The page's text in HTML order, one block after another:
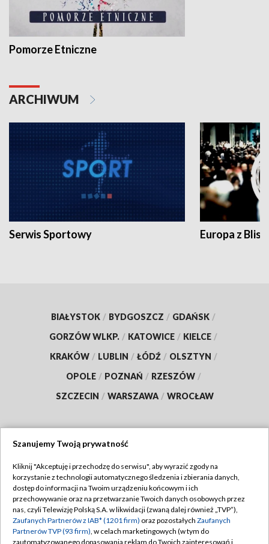
Pomorze Etniczne
ARCHIWUM
Serwis Sportowy Europa z
BIAŁYSTOK / BYDGOSZCZ / GDAŃSK /
GORZÓW WLKP. / KATOWICE / KIELCE /
KRAKÓW / LUBLIN / ŁÓDŹ / OLSZTYN /
OPOLE / POZNAŃ / RZESZÓW /
SZCZECIN / WARSZAWA / WROCŁAW
TVP
Abonament TVP
Emisja w TVP
Centrum informacji TVP
Regulamin TVP
Polityka prywatności
Moje zgody
Szanujemy Twoją prywatność
Kliknij "Akceptuję i przechodzę do serwisu", aby wyrazić zgody na
korzystanie z technologii automatycznego śledzenia i zbierania danych,
dostęp do informacji na Twoim urządzeniu końcowym i ich
przechowywanie oraz na przetwarzanie Twoich danych osobowych przez
nas, czyli Telewizję Polską S.A. w likwidacji (zwaną dalej również „TVP”),
Zaufanych Partnerów z IAB* (1201 firm) oraz pozostałych Zaufanych
Partnerów TVP (93 firm), w celach marketingowych (w tym do
zautomatyzowanego dopasowania reklam do Twoich zainteresowań i